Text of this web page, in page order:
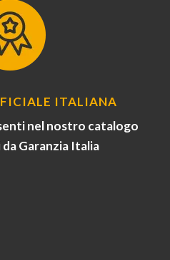
ITALIANA
nel nostro catalogo
Garanzia Italia